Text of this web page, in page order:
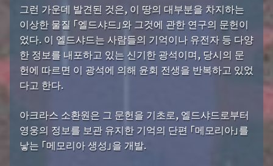
그런 가운데 발견된 것은, 이 땅의 대부분을 차지하는
이상한 물질 「엘드샤드」와 그것에 관한 연구의 문헌이
었다. 이 엘드샤드는 사람들의 기억이나 유전자 등 다양
한 정보를 내포하고 있는 신기한 광석이며, 당시의 문
헌에 따르면 이 광석에 의해 윤회 전생을 반복하고 있었
다고 한다.
아크라스 소환원은 그 문헌을 기초로, 엘드샤드로부터
영웅의 정보를 보관 유지한 기억의 단편 「메모리아」를
낳는 「메모리아 생성」을 개발.